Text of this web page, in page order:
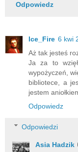
Odpowiedz
Ice_Fire 6 kwi
Aż tak jesteś
Ja za to
wypożyczeń,
bibliotece, a
jestem
Odpowiedz
Odpowiedzi
Asia Hadzik